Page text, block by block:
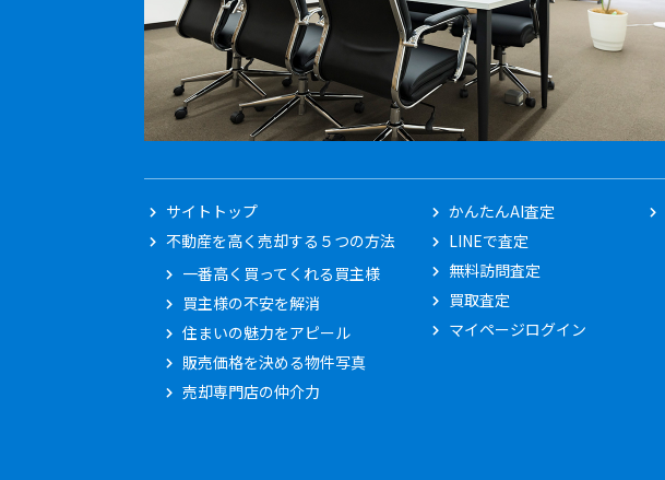
サイトトップ
不動産を高く売却する５つの方法
一番高く買ってくれる買主様
買主様の不安を解消
住まいの魅力をアピール
販売価格を決める物件写真
売却専門店の仲介力
かんたんAI査定
LINEで査定
無料訪問査定
買取査定
マイページログイン